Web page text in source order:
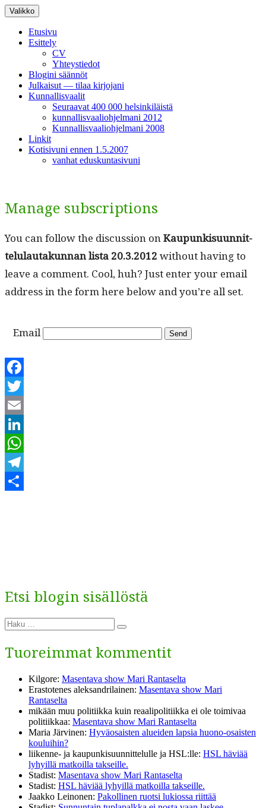
Siirry
sisältöön
Valikko
Etusivu
Esittely
CV
Yhteystiedot
Blogini säännöt
Julkaisut — tilaa kirjojani
Kunnallisvaalit
Seuraavat 400 000 helsinkiläistä
kunnallisvaaliohjelmani 2012
Kunnallisvaaliohjelmani 2008
Linkit
Kotisivuni ennen 1.5.2007
vanhat eduskuntasivuni
Manage subscriptions
You can fol­low the dis­cus­sion onKaupunkisu­un­nit­
telu­lau­takun­nan lista 20.3.2012 with­out hav­ing to
leave a com­ment. Cool, huh? Just enter your email
address in the form here below and you’re all set.
Email
Facebook
Twitter
Email
LinkedIn
WhatsApp
Telegram
Etsi blogin sisällöstä
Etsi:
Haku
Tuoreimmat kommentit
Kilgore: Masentava show Mari Rantaselta
Erastotenes aleksandrilainen: Masentava show Mari
Rantaselta
mikään muu politiikka kuin reaalipolitiikka ei ole toimivaa
politiikkaa: Masentava show Mari Rantaselta
Maria Järvinen: Hyväosaisten alueiden lapsia huono-osaisten
kouluihin?
liikenne- ja kaupunkisuunnittelulle ja HSL:lle: HSL häviää
lyhyillä matkoilla takseille.
Stadist: Masentava show Mari Rantaselta
Stadist: HSL häviää lyhyillä matkoilla takseille.
Jaakko Leinonen: Pakollinen ruotsi lukiossa riittää